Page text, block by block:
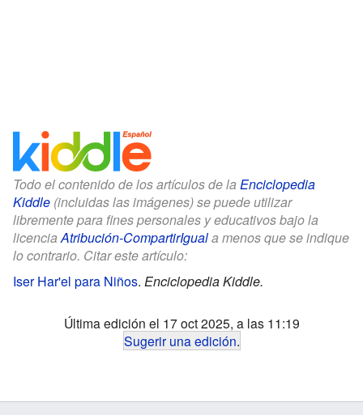
Todo el contenido de los artículos de la Enciclopedia
Kiddle (incluidas las imágenes) se puede utilizar
libremente para fines personales y educativos bajo la
licenciaAtribución-CompartirIguala menos que se indique
lo contrario. Citar este artículo:
Iser Har'el para Niños. Enciclopedia Kiddle.
Última edición el 17 oct 2025, a las 11:19
Sugerir una edición.